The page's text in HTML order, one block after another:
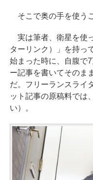
そこで奥の手を使う
実は筆者、衛星を使
ターリンク）」を持っ
始まった時に、自腹で
ー記事を書いてそのま
だ。フリーランスライ
ット記事の原稿料では
い）。